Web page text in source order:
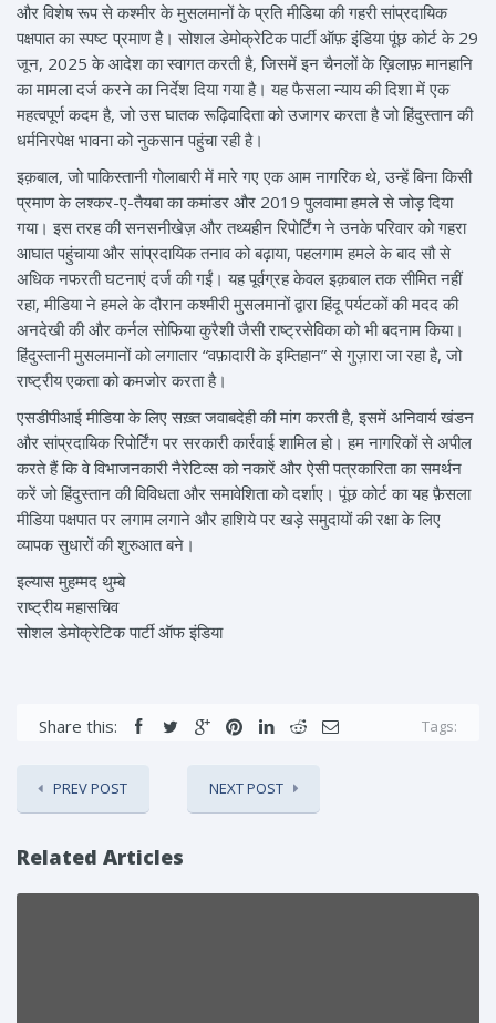
और विशेष रूप से कश्मीर के मुसलमानों के प्रति मीडिया की गहरी सांप्रदायिक
पक्षपात का स्पष्ट प्रमाण है। सोशल डेमोक्रेटिक पार्टी ऑफ़ इंडिया पूंछ कोर्ट के 29
जून, 2025 के आदेश का स्वागत करती है, जिसमें इन चैनलों के ख़िलाफ़ मानहानि
का मामला दर्ज करने का निर्देश दिया गया है। यह फैसला न्याय की दिशा में एक
महत्वपूर्ण कदम है, जो उस घातक रूढ़िवादिता को उजागर करता है जो हिंदुस्तान की
धर्मनिरपेक्ष भावना को नुकसान पहुंचा रही है।
इक़बाल, जो पाकिस्तानी गोलाबारी में मारे गए एक आम नागरिक थे, उन्हें बिना किसी
प्रमाण के लश्कर-ए-तैयबा का कमांडर और 2019 पुलवामा हमले से जोड़ दिया
गया। इस तरह की सनसनीखेज़ और तथ्यहीन रिपोर्टिंग ने उनके परिवार को गहरा
आघात पहुंचाया और सांप्रदायिक तनाव को बढ़ाया, पहलगाम हमले के बाद सौ से
अधिक नफरती घटनाएं दर्ज की गईं। यह पूर्वग्रह केवल इक़बाल तक सीमित नहीं
रहा, मीडिया ने हमले के दौरान कश्मीरी मुसलमानों द्वारा हिंदू पर्यटकों की मदद की
अनदेखी की और कर्नल सोफिया कुरैशी जैसी राष्ट्रसेविका को भी बदनाम किया।
हिंदुस्तानी मुसलमानों को लगातार “वफ़ादारी के इम्तिहान” से गुज़ारा जा रहा है, जो
राष्ट्रीय एकता को कमजोर करता है।
एसडीपीआई मीडिया के लिए सख़्त जवाबदेही की मांग करती है, इसमें अनिवार्य खंडन
और सांप्रदायिक रिपोर्टिंग पर सरकारी कार्रवाई शामिल हो। हम नागरिकों से अपील
करते हैं कि वे विभाजनकारी नैरेटिव्स को नकारें और ऐसी पत्रकारिता का समर्थन
करें जो हिंदुस्तान की विविधता और समावेशिता को दर्शाए। पूंछ कोर्ट का यह फ़ैसला
मीडिया पक्षपात पर लगाम लगाने और हाशिये पर खड़े समुदायों की रक्षा के लिए
व्यापक सुधारों की शुरुआत बने।
इल्यास मुहम्मद थुम्बे
राष्ट्रीय महासचिव
सोशल डेमोक्रेटिक पार्टी ऑफ इंडिया
Share this: Tags:
PREV POST NEXT POST
Related Articles